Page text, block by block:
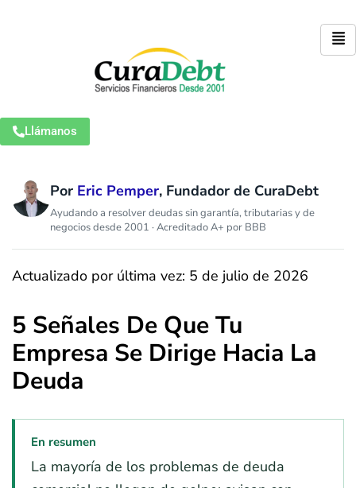
Llámanos
Por Eric Pemper, Fundador de CuraDebt
Ayudando a resolver deudas sin garantía, tributarias y de
negocios desde 2001 · Acreditado A+ por BBB
Actualizado por última vez: 5 de julio de 2026
5 Señales De Que Tu
Empresa Se Dirige Hacia La
Deuda
En resumen
La mayoría de los problemas de deuda